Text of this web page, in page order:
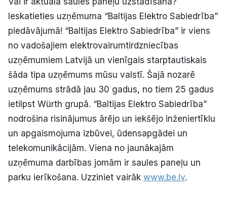
Ieskatieties uzņēmuma “Baltijas Elektro Sabiedrība”
piedāvājumā! “Baltijas Elektro Sabiedrība” ir viens
no vadošajiem elektrovairumtirdzniecības
uzņēmumiem Latvijā un vienīgais starptautiskais
šāda tipa uzņēmums mūsu valstī. Šajā nozarē
uzņēmums strādā jau 30 gadus, no tiem 25 gadus
ietilpst Würth grupā. “Baltijas Elektro Sabiedrība”
nodrošina risinājumus ārējo un iekšējo inženiertīklu
un apgaismojuma izbūvei, ūdensapgādei un
telekomunikācijām. Viena no jaunākajām
uzņēmuma darbības jomām ir saules paneļu un
parku ierīkošana. Uzziniet vairāk www.be.lv.